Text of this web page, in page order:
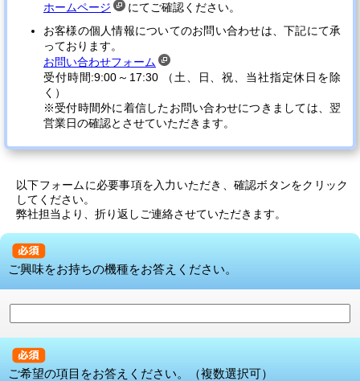
ホームページ
にてご確認ください。
お客様の個人情報についてのお問い合わせは、下記にて承
っております。
お問い合わせフォーム
受付時間:9:00～17:30 （土、日、祝、当社指定休日を除
く）
※受付時間外に着信したお問い合わせにつきましては、翌
営業日の確認とさせていただきます。
以下フォームに必要事項を入力いただき、確認ボタンをクリック
してください。
弊社担当より、折り返しご連絡させていただきます。
ご興味をお持ちの機種をお答えください。
ご希望の項目をお答えください。（複数選択可）